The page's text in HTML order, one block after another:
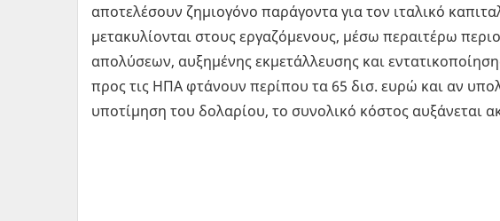
αποτελέσουν ζημιογόνο παράγοντα για τον ιταλικό
μετακυλίονται στους εργαζόμενους, μέσω περαιτέρω
απολύσεων, αυξημένης εκμετάλλευσης και
προς τις ΗΠΑ φτάνουν περίπου τα 65 δισ. ευρώ και αν
υποτίμηση του δολαρίου, το συνολικό κόστος αυξάνεται